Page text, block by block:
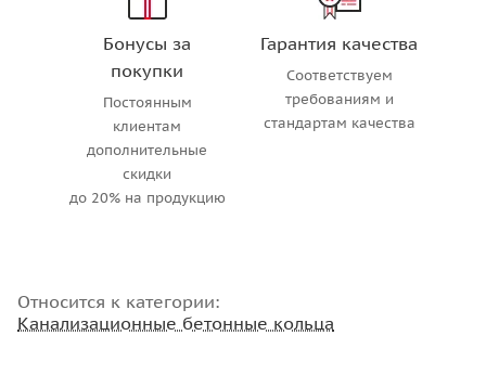
Бонусы за
покупки
Постоянным
клиентам
дополнительные
скидки
до 20% на продукцию
Гарантия качества
Соответствуем
требованиям и
стандартам качества
Относится к категории:
Канализационные бетонные кольца